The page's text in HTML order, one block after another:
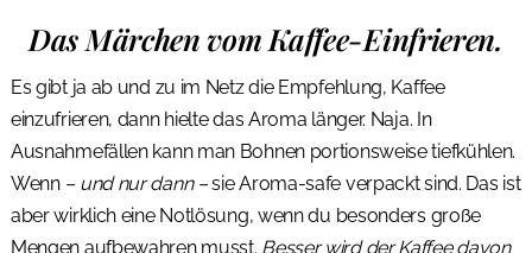
Das Märchen vom Kaffee-Einfrieren.
Es gibt ja ab und zu im Netz die Empfehlung, Kaffee
einzufrieren, dann hielte das Aroma länger. Naja. In
Ausnahmefällen kann man Bohnen portionsweise tiefkühlen.
Wenn– und nur dann –sie Aroma-safe verpackt sind. Das ist
aber wirklich eine Notlösung, wenn du besonders große
Mengen aufbewahren musst. Besser wird der Kaffee davon